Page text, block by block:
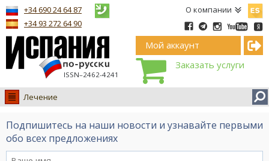
О компании
ISSN–2462-4241
+34 690 24 64 87
+34 93 272 64 90
Мой аккаунт
Заказать услуги
Испания
Иммиграция
Лечение
Подпишитесь на наши новости и узнавайте первыми
обо всех предложениях